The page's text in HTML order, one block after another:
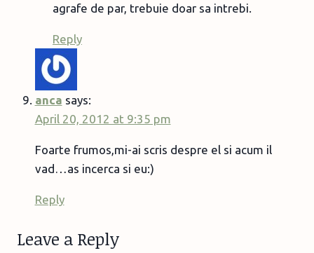
agrafe de par, trebuie doar sa intrebi.
Reply
anca says:
April 20, 2012 at 9:35 pm
Foarte frumos,mi-ai scris despre el si acum il
vad…as incerca si eu:)
Reply
Leave a Reply